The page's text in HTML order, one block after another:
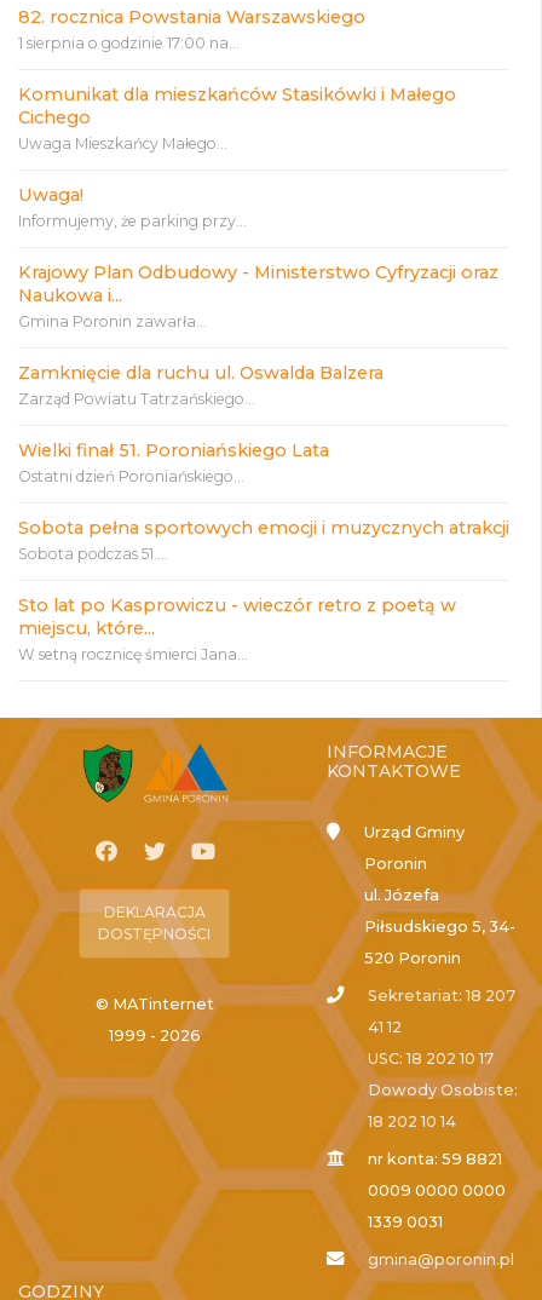
82. rocznica Powstania Warszawskiego
1 sierpnia o godzinie 17:00 na...
Komunikat dla mieszkańców Stasikówki i Małego
Cichego
Uwaga Mieszkańcy Małego...
Uwaga!
Informujemy, że parking przy...
Krajowy Plan Odbudowy - Ministerstwo Cyfryzacji oraz
Naukowa i...
Gmina Poronin zawarła...
Zamknięcie dla ruchu ul. Oswalda Balzera
Zarząd Powiatu Tatrzańskiego...
Wielki finał 51. Poroniańskiego Lata
Ostatni dzień Poroniańskiego...
Sobota pełna sportowych emocji i muzycznych atrakcji
Sobota podczas 51....
Sto lat po Kasprowiczu - wieczór retro z poetą w
miejscu, które...
W setną rocznicę śmierci Jana...
DEKLARACJA
DOSTĘPNOŚCI
© MATinternet
1999 - 2026
INFORMACJE
KONTAKTOWE
Urząd Gminy
Poronin
ul. Józefa
Piłsudskiego 5, 34-
520 Poronin
Sekretariat: 18 207
41 12
USC: 18 202 10 17
Dowody Osobiste:
18 202 10 14
nr konta: 59 8821
0009 0000 0000
1339 0031
gmina@poronin.pl
GODZINY